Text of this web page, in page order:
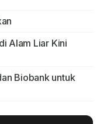
Alam Liar Kini
Biobank untuk